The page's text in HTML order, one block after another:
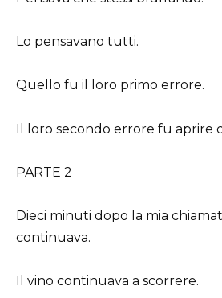
Lo pensavano tutti.
Quello fu il loro primo errore.
Il loro secondo errore fu aprire
PARTE 2
Dieci minuti dopo la mia
continuava.
Il vino continuava a scorrere.